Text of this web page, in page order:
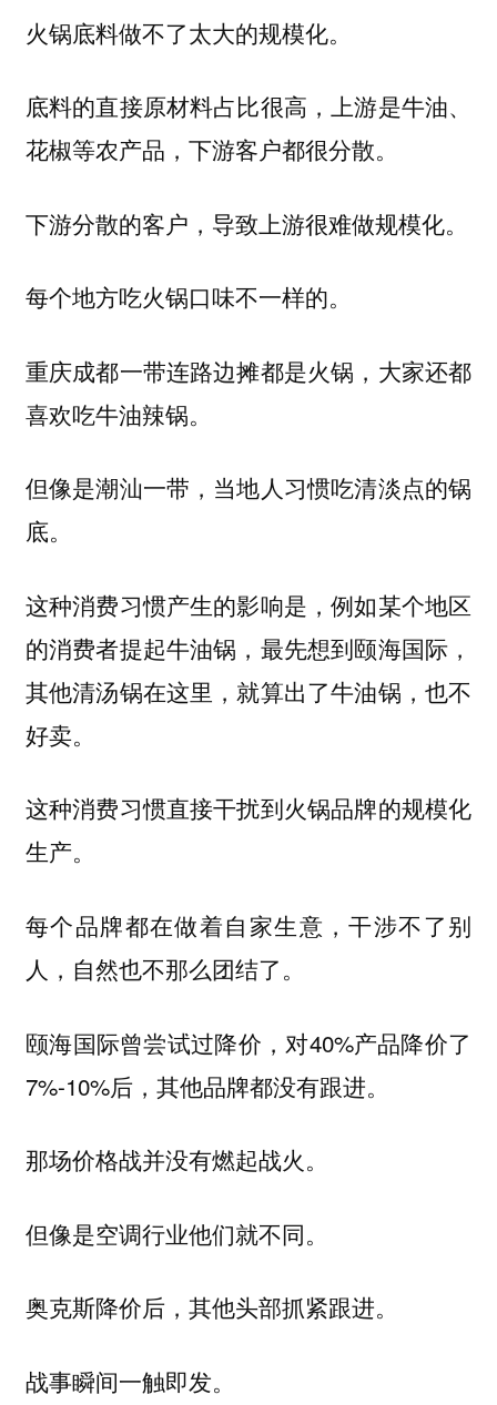
火锅底料做不了太大的规模化。
底料的直接原材料占比很高，上游是牛油、
花椒等农产品，下游客户都很分散。
下游分散的客户，导致上游很难做规模化。
每个地方吃火锅口味不一样的。
重庆成都一带连路边摊都是火锅，大家还都
喜欢吃牛油辣锅。
但像是潮汕一带，当地人习惯吃清淡点的锅
底。
这种消费习惯产生的影响是，例如某个地区
的消费者提起牛油锅，最先想到颐海国际，
其他清汤锅在这里，就算出了牛油锅，也不
好卖。
这种消费习惯直接干扰到火锅品牌的规模化
生产。
每个品牌都在做着自家生意，干涉不了别
人，自然也不那么团结了。
颐海国际曾尝试过降价，对40%产品降价了
7%-10%后，其他品牌都没有跟进。
那场价格战并没有燃起战火。
但像是空调行业他们就不同。
奥克斯降价后，其他头部抓紧跟进。
战事瞬间一触即发。